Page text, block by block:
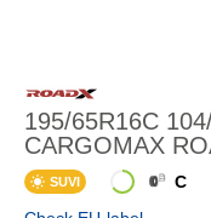
195/65R16C
CARGOMAX
SUVI C